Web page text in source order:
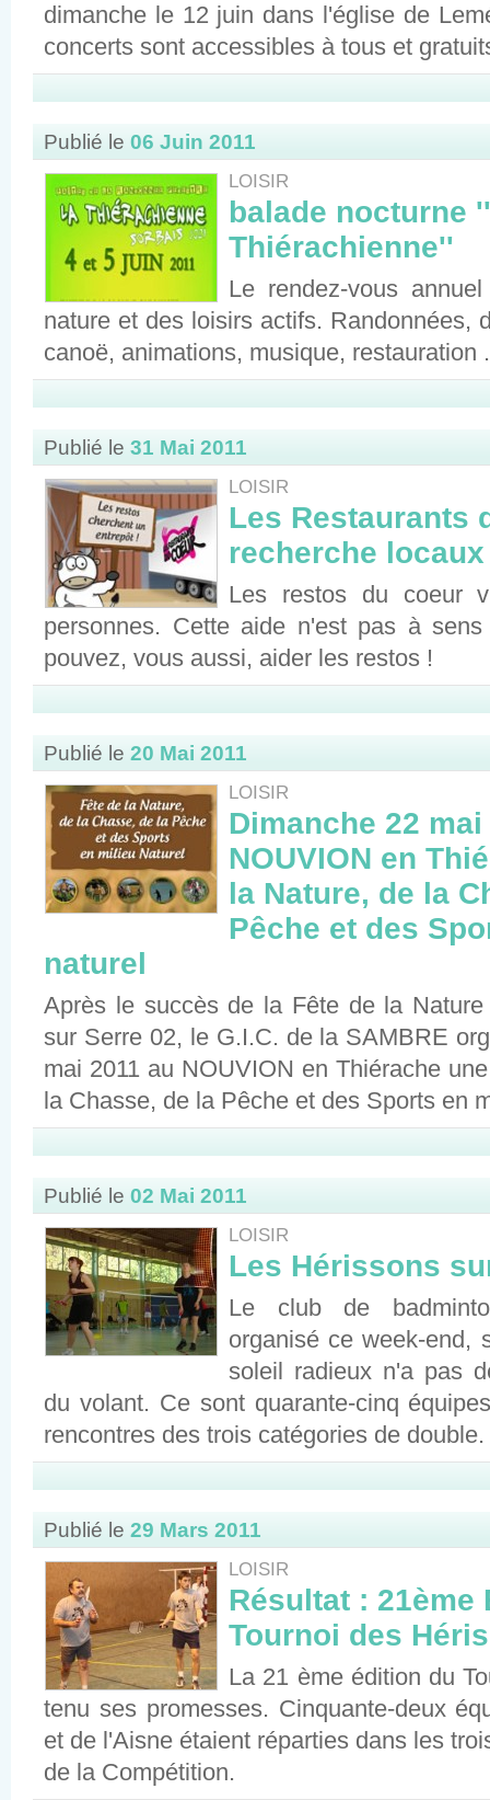
dimanche le 12 juin dans l'église de
concerts sont accessibles à tous et
Publié le 06 Juin 2011
LOISIR
balade nocturne
Thiérachienne''
Le rendez-vous
nature et des loisirs actifs. Randonnées,
canoë, animations, musique, restauration
Publié le 31 Mai 2011
LOISIR
Les Restaurants
recherche
Les restos du coeur
personnes. Cette aide n'est pas à
pouvez, vous aussi, aider les restos !
Publié le 20 Mai 2011
LOISIR
Dimanche 22 mai
NOUVION en
la Nature, de la
Pêche et des
naturel
Après le succès de la Fête de la
sur Serre 02, le G.I.C. de la SAMBRE
mai 2011 au NOUVION en Thiérache
la Chasse, de la Pêche et des Sports en
Publié le 02 Mai 2011
LOISIR
Les Hérissons
Le club de
organisé ce week-end,
soleil radieux n'a pas
du volant. Ce sont quarante-cinq
rencontres des trois catégories de double.
Publié le 29 Mars 2011
LOISIR
Résultat : 21ème
Tournoi des
La 21 ème édition du
tenu ses promesses. Cinquante-deux
et de l'Aisne étaient réparties dans les
de la Compétition.